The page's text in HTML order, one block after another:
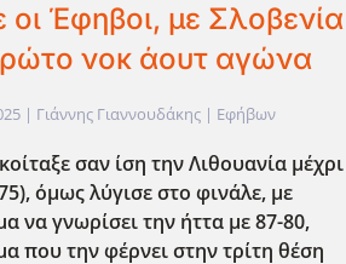
οι Έφηβοι, με Σλοβενία
νοκ άουτ αγώνα
| Γιάννης Γιαννουδάκης | Εφήβων
σαν ίση την Λιθουανία μέχρι
όμως λύγισε στο φινάλε, με
να γνωρίσει την ήττα με 87-80,
που την φέρνει στην τρίτη θέση